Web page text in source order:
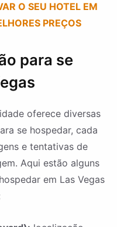
O SEU HOTEL EM
PREÇOS
para se
oferece diversas
se hospedar, cada
e tentativas de
Aqui estão alguns
em Las Vegas